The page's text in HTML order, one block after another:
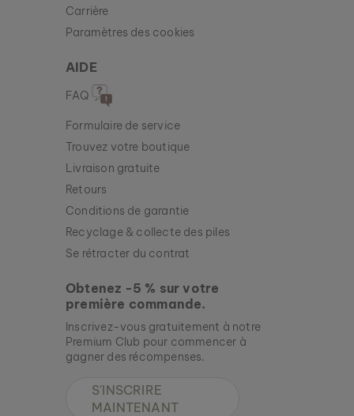
Nouveau
BOUCLES D’OREILLES MIDSOMMAR
Carrière
Paramètres des cookies
AIDE
FAQ
Formulaire de service
Trouvez votre boutique
Livraison gratuite
Retours
Conditions de garantie
Recyclage & collecte des piles
Se rétracter du contrat
Obtenez -5 % sur votre
première commande.
Inscrivez-vous gratuitement à notre
Premium Club pour commencer à
gagner des récompenses.
S'INSCRIRE
MAINTENANT